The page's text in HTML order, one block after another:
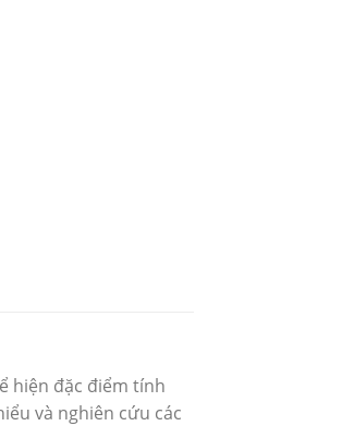
hiện đặc điểm tính
và nghiên cứu các